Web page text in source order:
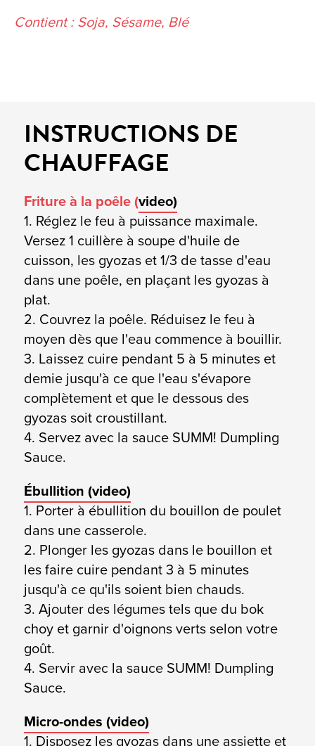
Contient : Soja, Sésame, Blé
INSTRUCTIONS DE
CHAUFFAGE
Friture à la poêle (video)
1. Réglez le feu à puissance maximale.
Versez 1 cuillère à soupe d'huile de
cuisson, les gyozas et 1/3 de tasse d'eau
dans une poêle, en plaçant les gyozas à
plat.
2. Couvrez la poêle. Réduisez le feu à
moyen dès que l'eau commence à bouillir.
3. Laissez cuire pendant 5 à 5 minutes et
demie jusqu'à ce que l'eau s'évapore
complètement et que le dessous des
gyozas soit croustillant.
4. Servez avec la sauce SUMM! Dumpling
Sauce.
Ébullition (video)
1. Porter à ébullition du bouillon de poulet
dans une casserole.
2. Plonger les gyozas dans le bouillon et
les faire cuire pendant 3 à 5 minutes
jusqu'à ce qu'ils soient bien chauds.
3. Ajouter des légumes tels que du bok
choy et garnir d'oignons verts selon votre
goût.
4. Servir avec la sauce SUMM! Dumpling
Sauce.
Micro-ondes (video)
1. Disposez les gyozas dans une assiette et